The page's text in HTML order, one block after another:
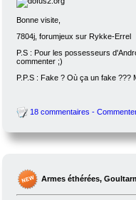
Bonne visite,
7804j, forumjeux sur Rykke-Errel
P.S : Pour les possesseurs
commenter ;)
P.P.S : Fake ? Où ça un fake ???
18 commentaires -
Armes éthérées,